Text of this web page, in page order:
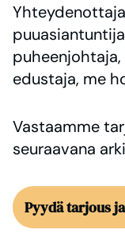
edustaja, me
Vastaamme
seuraavana
Pyydä tarjous